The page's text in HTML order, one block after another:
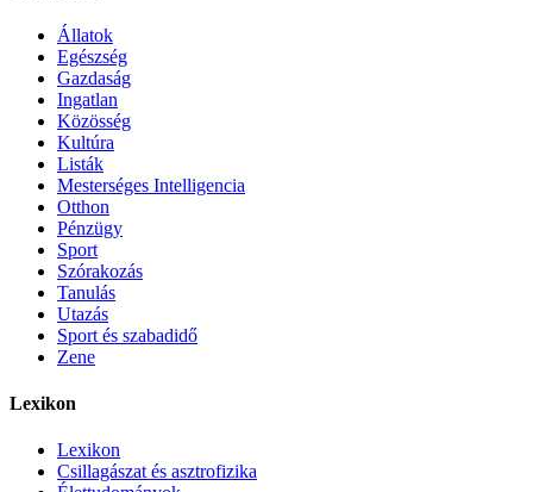
Állatok
Egészség
Gazdaság
Ingatlan
Közösség
Kultúra
Listák
Mesterséges Intelligencia
Otthon
Pénzügy
Sport
Szórakozás
Tanulás
Utazás
Sport és szabadidő
Zene
Lexikon
Lexikon
Csillagászat és asztrofizika